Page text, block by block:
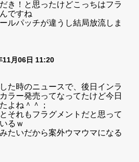
き！と思ったけどこっちはフラ
ですね
ルパッチが違うし結局放流しま
11月06日 11:20
た時のニュースで、後日インラ
ラー発売ってなってたけど今日
よね＾＾；
それもフラグメントだと思って
るｗ
たいだから案外ウマウマになる